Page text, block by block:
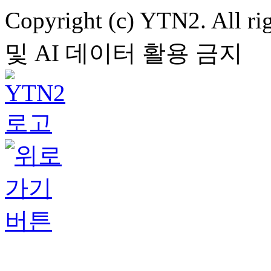
Copyright (c) YTN2. All
및 AI 데이터 활용 금지